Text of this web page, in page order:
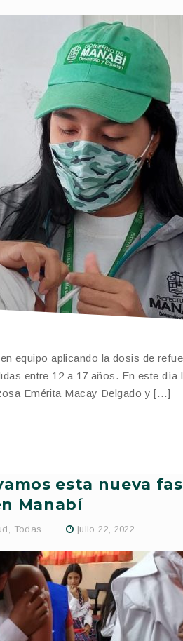
equipo aplicando la dosis de
entre 12 a 17 años. En este día
Emérita Macay Delgado y […]
esta nueva
Manabí
, Todas julio 22, 2022